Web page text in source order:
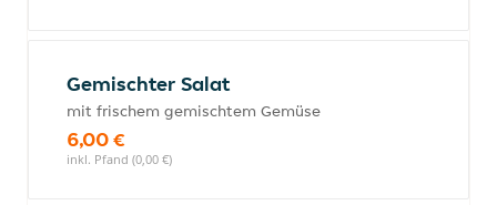
Gemischter Salat
mit frischem gemischtem Gemüse
6,00 €
inkl. Pfand (0,00 €)